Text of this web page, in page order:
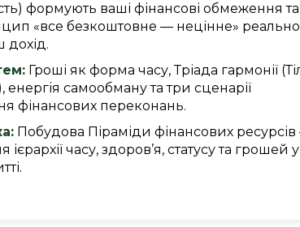
формують ваші фінансові обмеження та
«все безкоштовне — нецінне» реально
дохід.
Гроші як форма часу, Тріада гармонії
самообману та три сценарії
фінансових переконань.
Побудова Піраміди фінансових
ієрархії часу, здоров’я, статусу та грошей у